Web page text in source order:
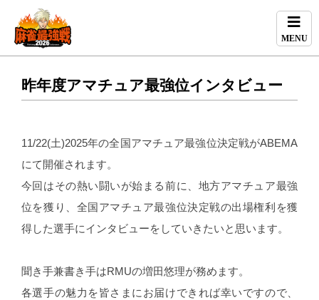
MENU
昨年度アマチュア最強位インタビュー
11/22(土)2025年の全国アマチュア最強位決定戦がABEMA
にて開催されます。
今回はその熱い闘いが始まる前に、地方アマチュア最強
位を獲り、全国アマチュア最強位決定戦の出場権利を獲
得した選手にインタビューをしていきたいと思います。
聞き手兼書き手はRMUの増田悠理が務めます。
各選手の魅力を皆さまにお届けできれば幸いですので、